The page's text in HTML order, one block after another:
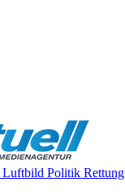
Luftbild Politik Rettung